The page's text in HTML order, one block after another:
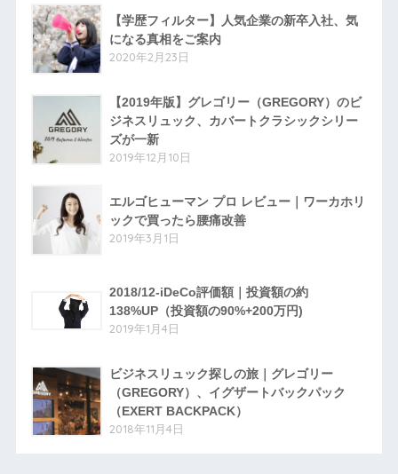
【学歴フィルター】人気企業の新卒入社、気
になる真相をご案内
2020年2月23日
【2019年版】グレゴリー（GREGORY）のビ
ジネスリュック、カバートクラシックシリー
ズが一新
2019年12月10日
エルゴヒューマン プロ レビュー｜ワーカホリ
ックで買ったら腰痛改善
2019年3月1日
2018/12-iDeCo評価額｜投資額の約
138%UP（投資額の90%+200万円)
2019年1月4日
ビジネスリュック探しの旅｜グレゴリー
（GREGORY）、イグザートバックパック
（EXERT BACKPACK）
2018年11月4日